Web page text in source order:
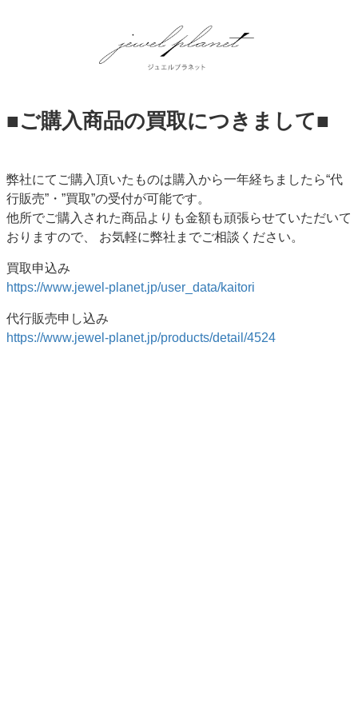
■ご購入商品の買取につきまして■
弊社にてご購入頂いたものは購入から一年経ちましたら“代
行販売”・”買取”の受付が可能です。
他所でご購入された商品よりも金額も頑張らせていただいて
おりますので、 お気軽に弊社までご相談ください。
買取申込み
https://www.jewel-planet.jp/user_data/kaitori
代行販売申し込み
https://www.jewel-planet.jp/products/detail/4524